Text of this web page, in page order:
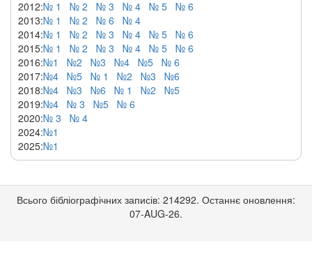
2012:№ 1 № 2 № 3 № 4 № 5 № 6
2013:№ 1 № 2 № 6
№ 4
2014:№ 1 № 2 № 3 № 4 № 5 № 6
2015:№ 1 № 2 № 3 № 4 № 5 № 6
2016:№1 №2 №3 №4 №5 № 6
2017:№4 №5 № 1 №2 №3
№6
2018:№4 №3 №6 № 1 №2
№5
2019:№4 № 3 №5 № 6
2020:№ 3
№ 4
2024:№1
2025:№1
Всього бібліографічних записів: 214292. Останнє оновлення:
07-AUG-26.